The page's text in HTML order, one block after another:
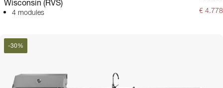
Wisconsin (RVS)
4 modules € 4.778
-30%